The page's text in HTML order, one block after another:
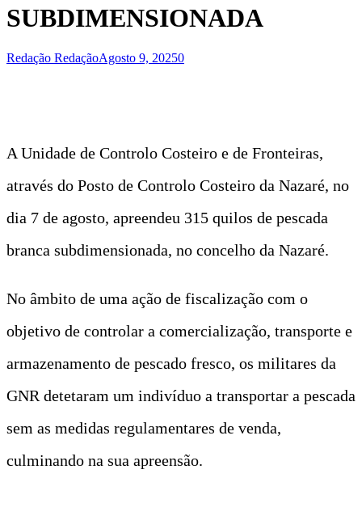
SUBDIMENSIONADA
Redação RedaçãoAgosto 9, 20250
A Unidade de Controlo Costeiro e de Fronteiras,
através do Posto de Controlo Costeiro da Nazaré, no
dia 7 de agosto, apreendeu 315 quilos de pescada
branca subdimensionada, no concelho da Nazaré.
No âmbito de uma ação de fiscalização com o
objetivo de controlar a comercialização, transporte e
armazenamento de pescado fresco, os militares da
GNR detetaram um indivíduo a transportar a pescada
sem as medidas regulamentares de venda,
culminando na sua apreensão.